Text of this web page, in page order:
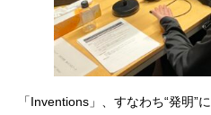
「Inventions」、すなわち“発明”